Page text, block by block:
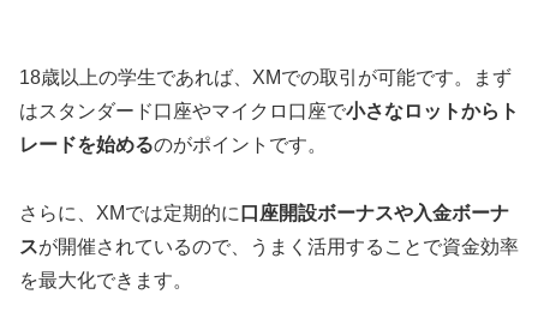
18歳以上の学生であれば、XMでの取引が可能です。まず
はスタンダード口座やマイクロ口座で小さなロットからト
レードを始めるのがポイントです。
さらに、XMでは定期的に 口座開設ボーナスや入金ボーナ
スが開催されているので、うまく活用することで資金効率
を最大化できます。